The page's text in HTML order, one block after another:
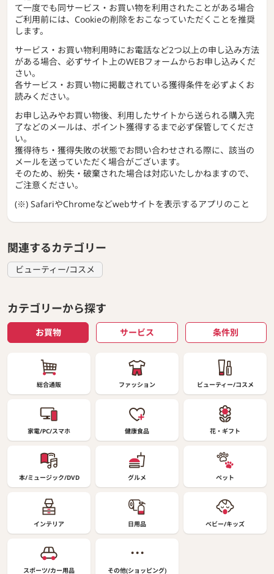
て一度でも同サービス・お買い物を利用されたことがある場合
ご利用前には、Cookieの削除をおこなっていただくことを推奨
します。
サービス・お買い物利用時にお電話など2つ以上の申し込み方法
がある場合、必ずサイト上のWEBフォームからお申し込みくだ
さい。
各サービス・お買い物に掲載されている獲得条件を必ずよくお
読みください。
お申し込みやお買い物後、利用したサイトから送られる購入完
了などのメールは、ポイント獲得するまで必ず保管してくださ
い。
獲得待ち・獲得失敗の状態でお問い合わせされる際に、該当の
メールを送っていただく場合がございます。
そのため、紛失・破棄された場合は対応いたしかねますので、
ご注意ください。
(※) SafariやChromeなどwebサイトを表示するアプリのこと
関連するカテゴリー
ビューティー/コスメ
カテゴリーから探す
お買物 サービス 条件別
総合通販 ファッション ビューティー/コスメ
家電/PC/スマホ 健康食品 花・ギフト
本/ミュージック/DVD グルメ ペット
インテリア 日用品 ベビー/キッズ
スポーツ/カー用品 その他(ショッピング)